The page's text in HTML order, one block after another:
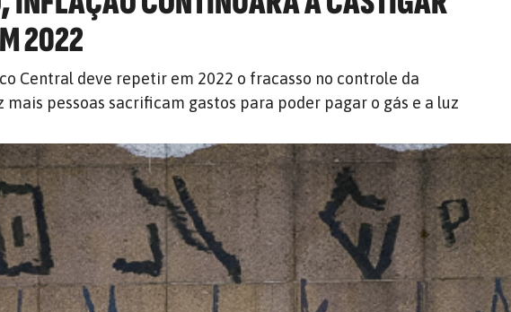
2022
Central deve repetir em 2022 o fracasso no controle da
mais pessoas sacrificam gastos para poder pagar o gás e a luz